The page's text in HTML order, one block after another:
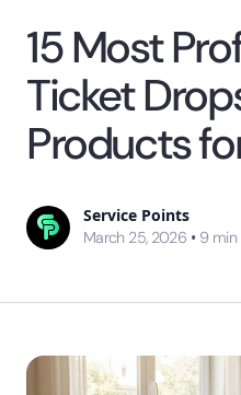
15 Most
Ticket
Products
Service Points
March 25, 2026 • 9 min